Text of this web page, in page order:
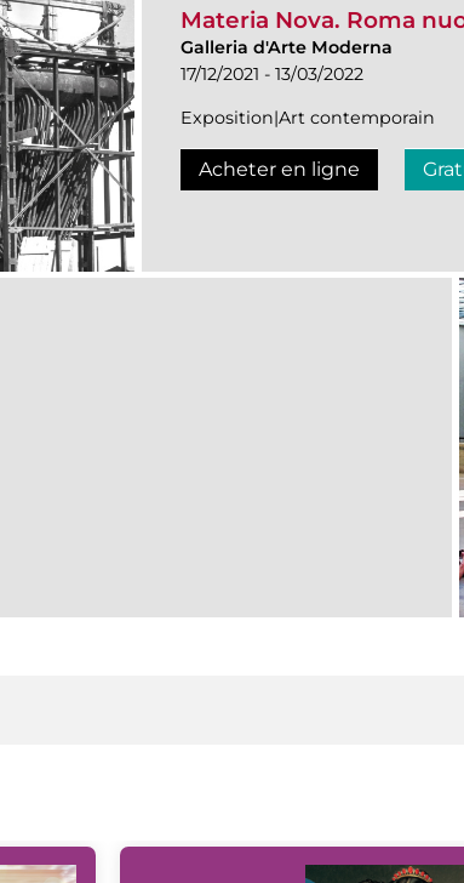
Materia Nova. Roma
Galleria d'Arte Moderna
17/12/2021 - 13/03/2022
Exposition|Art contemporain
Acheter en ligne